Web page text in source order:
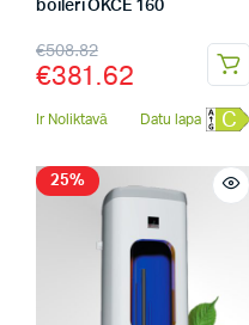
boileri OKCE 160
€508.82
€381.62
Ir Noliktavā Datu lapa C
25%